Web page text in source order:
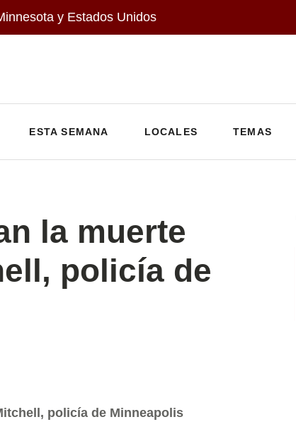
y Estados Unidos
ESTA SEMANA LOCALES TEMAS
la muerte
policía de
policía de Minneapolis